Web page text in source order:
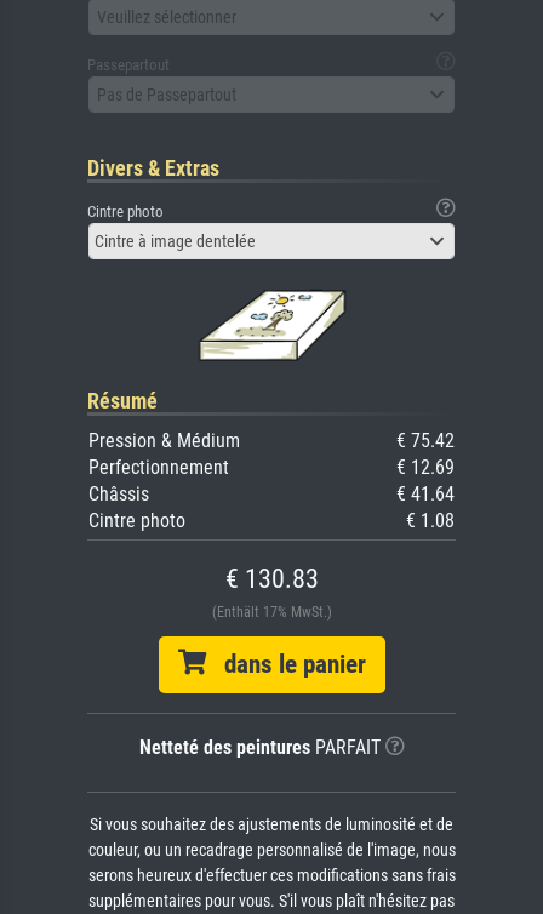
Veuillez sélectionner
Passepartout
Pas de Passepartout
Divers & Extras
Cintre photo
Cintre à image dentelée
Résumé
Pression & Médium
€ 75.42
Perfectionnement
€ 12.69
Châssis
€ 41.64
Cintre photo
€ 1.08
€ 130.83
(Enthält 17% MwSt.)
dans le panier
Netteté des peinturesPARFAIT
Si vous souhaitez des ajustements de luminosité et de
couleur, ou un recadrage personnalisé de l'image, nous
serons heureux d'effectuer ces modifications sans frais
supplémentaires pour vous. S'il vous plaît n'hésitez pas